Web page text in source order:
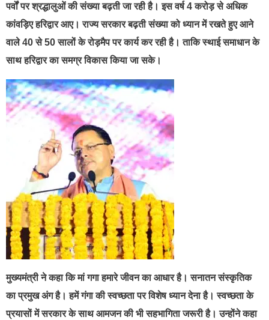
पर्वों पर श्रद्धालुओं की संख्या बढ़ती जा रही है। इस वर्ष 4 करोड़ से अधिक
कांवड़िए हरिद्वार आए। राज्य सरकार बढ़ती संख्या को ध्यान में रखते हुए आने
वाले 40 से 50 सालों के रोड़मैप पर कार्य कर रही है। ताकि स्थाई समाधान के
साथ हरिद्वार का समग्र विकास किया जा सके।
मुख्यमंत्री ने कहा कि मां गगा हमारे जीवन का आधार है। सनातन संस्कृतिक
का प्रमुख अंग है। हमें गंगा की स्वच्छता पर विशेष ध्यान देना है। स्वच्छता के
प्रयासों में सरकार के साथ आमजन की भी सहभागिता जरूरी है। उन्होंने कहा